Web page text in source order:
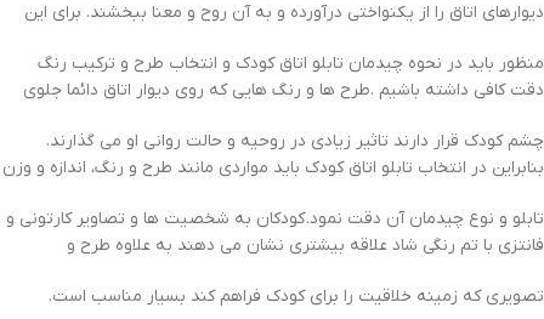
دیوارهای اتاق را از یکنواختی درآورده و به آن روح و معنا ببخشند. برای این
منظور باید در نحوه چیدمان تابلو اتاق کودک و انتخاب طرح و ترکیب رنگ
دقت کافی داشته باشیم .طرح ها و رنگ هایی که روی دیوار اتاق دائما جلوی
چشم کودک قرار دارند تاثیر زیادی در روحیه و حالت روانی او می گذارند.
بنابراین در انتخاب تابلو اتاق کودک باید مواردی مانند طرح و رنگ، اندازه و وزن
تابلو و نوع چیدمان آن دقت نمود. کودکان به شخصیت ها و تصاویر کارتونی و
فانتزی با تم رنگی شاد علاقه بیشتری نشان می دهند به علاوه طرح و
تصویری که زمینه خلاقیت را برای کودک فراهم کند بسیار مناسب است.